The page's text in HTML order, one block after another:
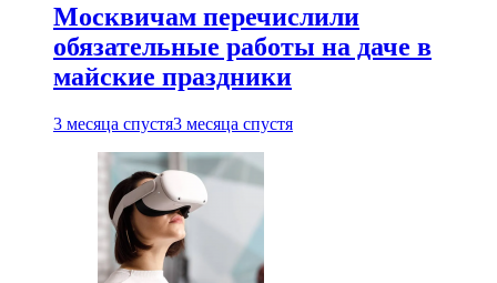
Москвичам перечислили
обязательные работы на даче в
майские праздники
3 месяца спустя3 месяца спустя